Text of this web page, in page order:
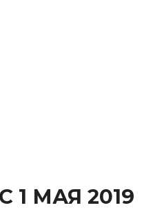
1 МАЯ 2019